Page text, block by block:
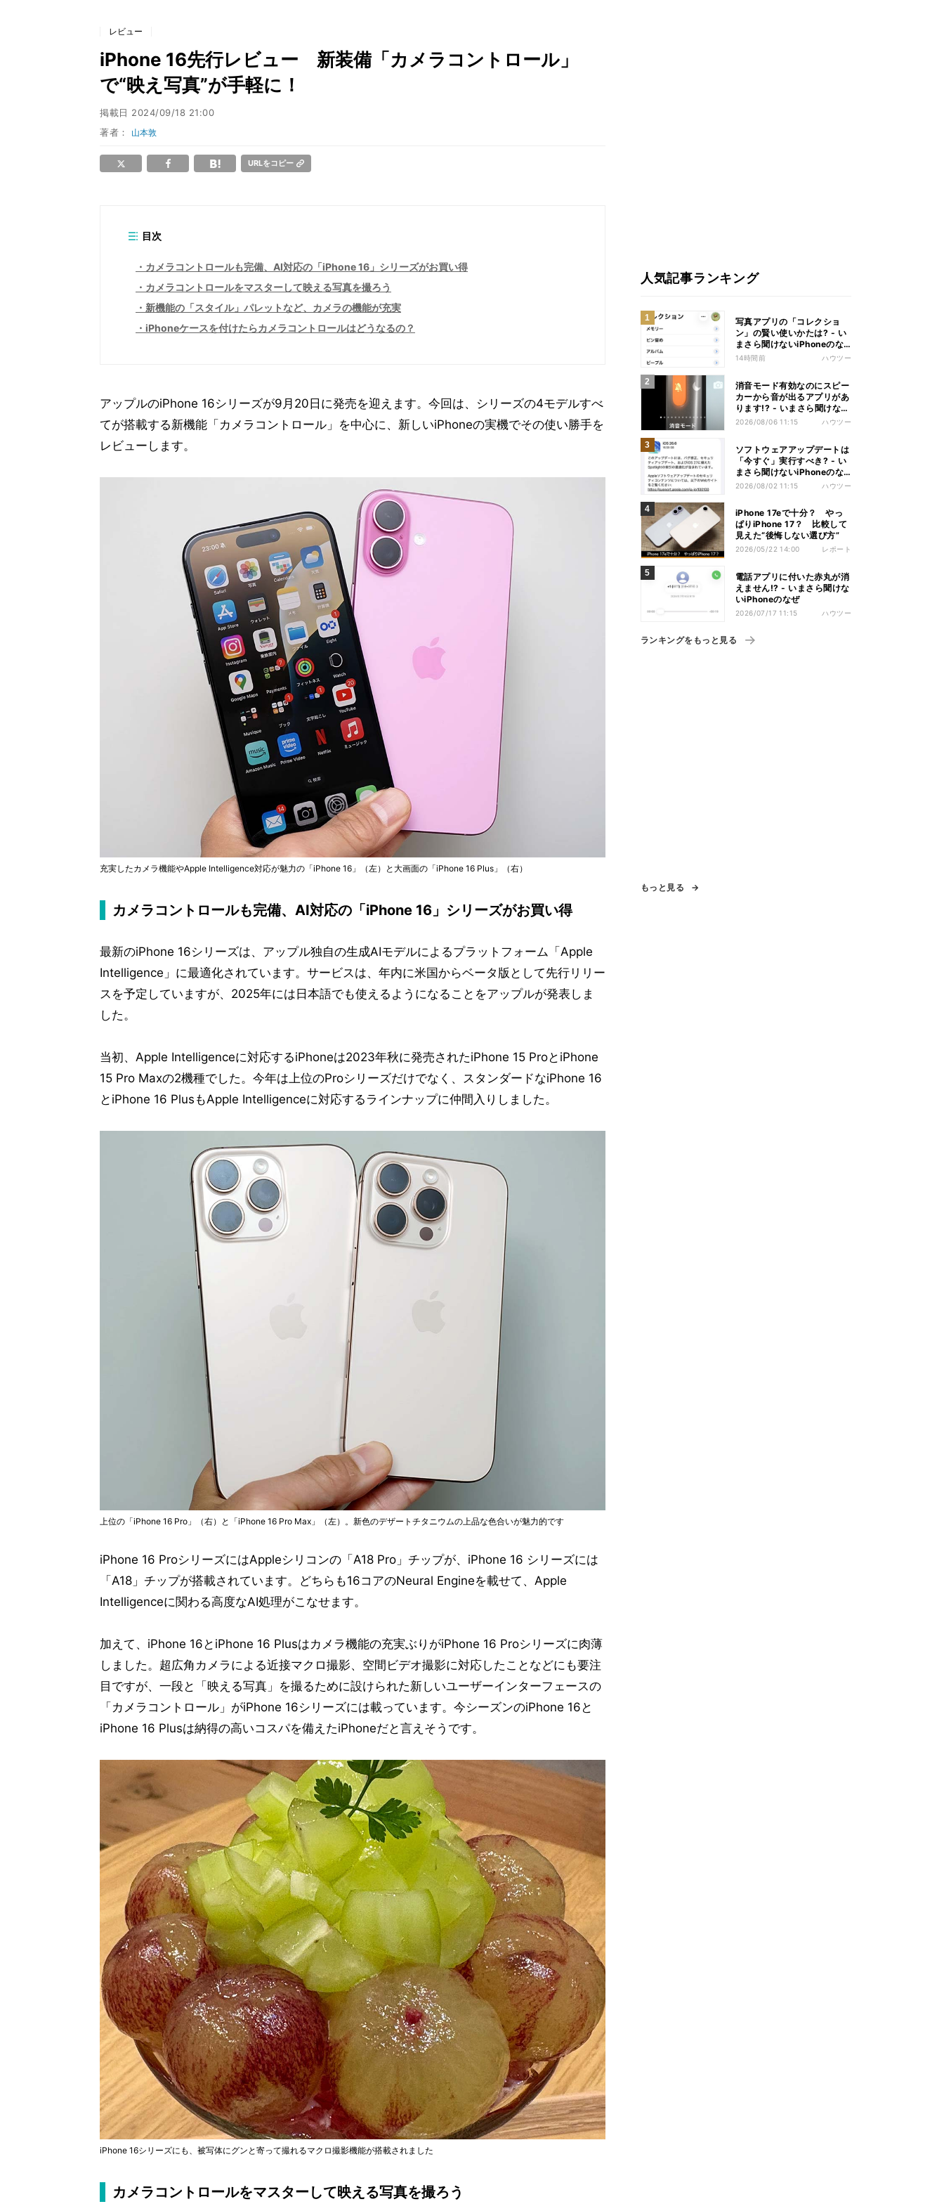
レビュー
iPhone 16先行レビュー 新装備「カメラコントロール」
で“映え写真”が手軽に！
掲載日 2024/09/18 21:00
著者： 山本敦
URLをコピー
目次
カメラコントロールも完備、AI対応の「iPhone 16」シリーズがお買い得
カメラコントロールをマスターして映える写真を撮ろう
新機能の「スタイル」パレットなど、カメラの機能が充実
iPhoneケースを付けたらカメラコントロールはどうなるの？
アップルのiPhone 16シリーズが9月20日に発売を迎えます。今回は、シリーズの4モデルすべ
てが搭載する新機能「カメラコントロール」を中心に、新しいiPhoneの実機でその使い勝手を
レビューします。
充実したカメラ機能やApple Intelligence対応が魅力の「iPhone 16」（左）と大画面の「iPhone 16 Plus」（右）
カメラコントロールも完備、AI対応の「iPhone 16」シリーズがお買い得
最新のiPhone 16シリーズは、アップル独自の生成AIモデルによるプラットフォーム「Apple
Intelligence」に最適化されています。サービスは、年内に米国からベータ版として先行リリー
スを予定していますが、2025年には日本語でも使えるようになることをアップルが発表しま
した。
当初、Apple Intelligenceに対応するiPhoneは2023年秋に発売されたiPhone 15 ProとiPhone
15 Pro Maxの2機種でした。今年は上位のProシリーズだけでなく、スタンダードなiPhone 16
とiPhone 16 PlusもApple Intelligenceに対応するラインナップに仲間入りしました。
上位の「iPhone 16 Pro」（右）と「iPhone 16 Pro Max」（左）。新色のデザートチタニウムの上品な色合いが魅力的です
iPhone 16 ProシリーズにはAppleシリコンの「A18 Pro」チップが、iPhone 16 シリーズには
「A18」チップが搭載されています。どちらも16コアのNeural Engineを載せて、Apple
Intelligenceに関わる高度なAI処理がこなせます。
加えて、iPhone 16とiPhone 16 Plusはカメラ機能の充実ぶりがiPhone 16 Proシリーズに肉薄
しました。超広角カメラによる近接マクロ撮影、空間ビデオ撮影に対応したことなどにも要注
目ですが、一段と「映える写真」を撮るために設けられた新しいユーザーインターフェースの
「カメラコントロール」がiPhone 16シリーズには載っています。今シーズンのiPhone 16と
iPhone 16 Plusは納得の高いコスパを備えたiPhoneだと言えそうです。
iPhone 16シリーズにも、被写体にグンと寄って撮れるマクロ撮影機能が搭載されました
カメラコントロールをマスターして映える写真を撮ろう
人気記事ランキング
写真アプリの「コレクショ
ン」の賢い使いかたは? - い
まさら聞けないiPhoneのな
ぜ
14時間前 ハウツー
消音モード有効なのにスピー
カーから音が出るアプリがあ
ります!? - いまさら聞けない
iPhoneのなぜ
2026/08/06 11:15 ハウツー
ソフトウェアアップデートは
「今すぐ」実行すべき? - い
まさら聞けないiPhoneのな
ぜ
2026/08/02 11:15 ハウツー
iPhone 17eで十分？ やっ
ぱりiPhone 17？ 比較して
見えた“後悔しない選び方”
2026/05/22 14:00 レポート
電話アプリに付いた赤丸が消
えません!? - いまさら聞けな
いiPhoneのなぜ
2026/07/17 11:15 ハウツー
ランキングをもっと見る
もっと見る